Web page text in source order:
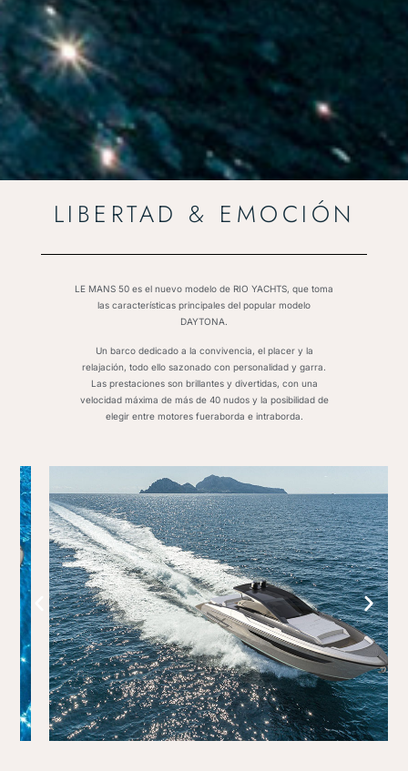
LIBERTAD & EMOCIÓN
LE MANS 50 es el nuevo modelo de RIO YACHTS, que toma
las características principales del popular modelo
DAYTONA.
Un barco dedicado a la convivencia, el placer y la
relajación, todo ello sazonado con personalidad y garra.
Las prestaciones son brillantes y divertidas, con una
velocidad máxima de más de 40 nudos y la posibilidad de
elegir entre motores fueraborda e intraborda.